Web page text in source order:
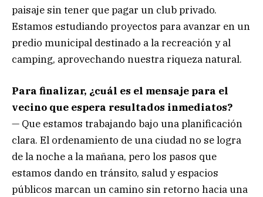
paisaje sin tener que pagar un club privado.
Estamos estudiando proyectos para avanzar en un
predio municipal destinado a la recreación y al
camping, aprovechando nuestra riqueza natural.
Para finalizar, ¿cuál es el mensaje para el
vecino que espera resultados inmediatos?
— Que estamos trabajando bajo una planificación
clara. El ordenamiento de una ciudad no se logra
de la noche a la mañana, pero los pasos que
estamos dando en tránsito, salud y espacios
públicos marcan un camino sin retorno hacia una